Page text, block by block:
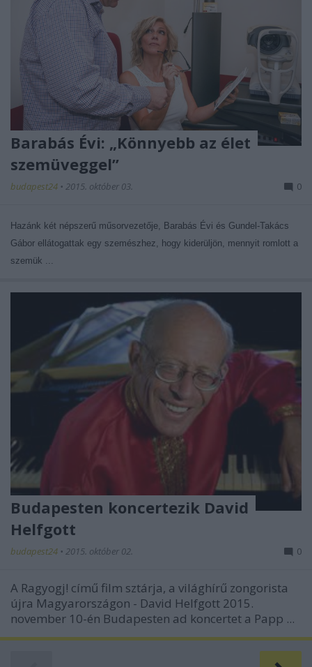
Barabás Évi: „Könnyebb az élet
szemüveggel”
budapest24 • 2015. október 03. 0
Hazánk két népszerű műsorvezetője, Barabás Évi és Gundel-Takács
Gábor ellátogattak egy szemészhez, hogy kiderüljön, mennyit romlott a
szemük ...
Budapesten koncertezik David
Helfgott
budapest24 • 2015. október 02. 0
A Ragyogj! című film sztárja, a világhírű zongorista
újra Magyarországon - David Helfgott 2015.
november 10-én Budapesten ad koncertet a Papp ...